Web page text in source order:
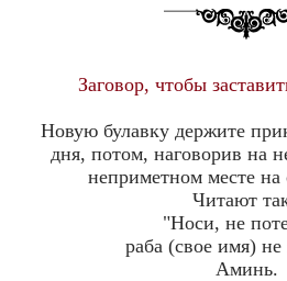
Заговор, чтобы
Новую булавку держите
дня, потом, наговорив на
неприметном месте
Читают
"Носи, не
раба (свое имя) не
Аминь.